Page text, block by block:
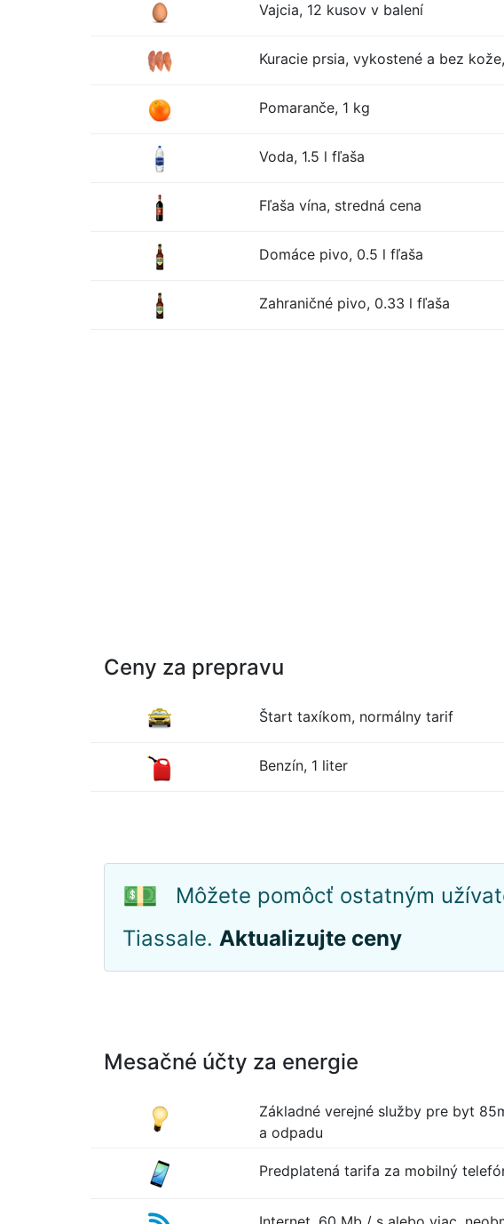
Vajcia, 12 kusov v balení
Kuracie prsia, vykostené a bez
Pomaranče, 1 kg
Voda, 1.5 l fľaša
Fľaša vína, stredná cena
Domáce pivo, 0.5 l fľaša
Zahraničné pivo, 0.33 l fľaša
Ceny za prepravu
Štart taxíkom, normálny tarif
Benzín, 1 liter
💵
Môžete pomôcť ostatným
Tiassale. Aktualizujte ceny
Mesačné účty za energie
Základné verejné služby pre byt
a odpadu
Predplatená tarifa za mobilný